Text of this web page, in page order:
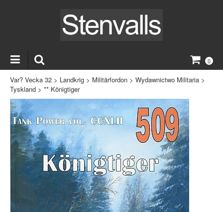
0
Var? Vecka 32 > Landkrig > Militärfordon > Wydawnictwo Militaria >
Tyskland > ** Königtiger